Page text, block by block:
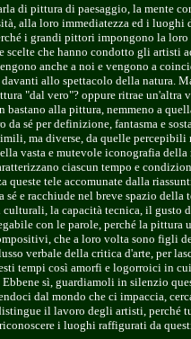
di pittura di paesaggio, la mente
alla loro immediatezza ed i
i grandi pittori impongono la
scelte che hanno condotto gli artisti
anche a noi e vengono a
allo spettacolo della natura.
"dal vero"? oppure ritrae un'altra
bastano alla pittura, nemmeno a
da sé per definizione, fantasma e
ma diverse, da quelle
vasta e mutevole iconografia
ciascun tempo e
queste tele accomunate dalla
sé e racchiude nel breve spazio
la capacità tecnica, il gusto
con le parole, perché la
che a loro volta sono figli
verbale della critica d'arte, per
tempi così amorfi e logorroici in
sì, guardiamoli in silenzio
dal mondo che ci impaccia,
il lavoro degli artisti, perché
i luoghi raffigurati da